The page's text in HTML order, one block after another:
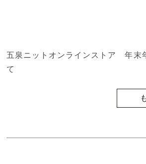
五泉ニットオンラインストア 年末
て